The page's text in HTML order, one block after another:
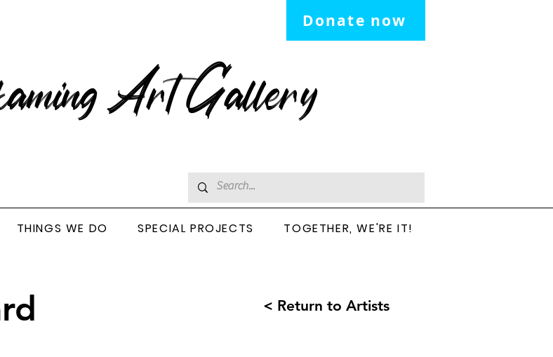
Donate now
Art Gallery
THINGS WE DO SPECIAL PROJECTS TOGETHER, WE'RE IT!
< Return to Artists